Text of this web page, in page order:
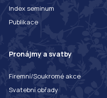
Index seminum
Publikace
Pronájmy a svatby
Firemní/Soukromé akce
Svatební obřady